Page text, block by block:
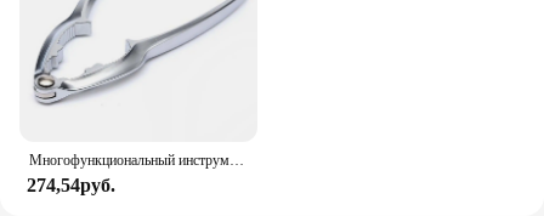
Многофункциональный инструмент для крепления орехов, щипцы для орехов, удобный для пользователя для орехов, орехов
274,54руб.